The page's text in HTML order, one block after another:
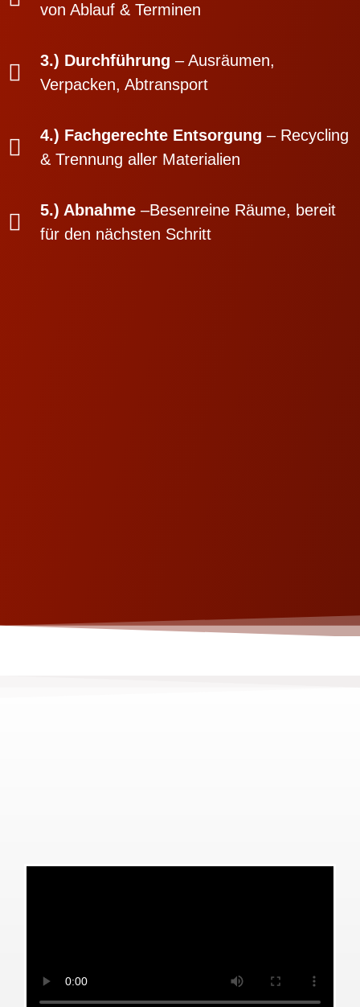
von Ablauf & Terminen
3.) Durchführung – Ausräumen,
Verpacken, Abtransport
4.) Fachgerechte Entsorgung – Recycling
& Trennung aller Materialien
5.) Abnahme –Besenreine Räume, bereit
für den nächsten Schritt